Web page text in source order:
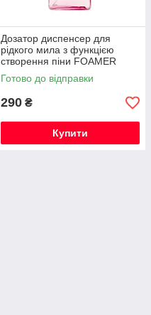
Дозатор диспенсер для
рідкого мила з функцією
створення піни FOAMER
450мл рожевий
Готово до відправки
290 ₴
Купити